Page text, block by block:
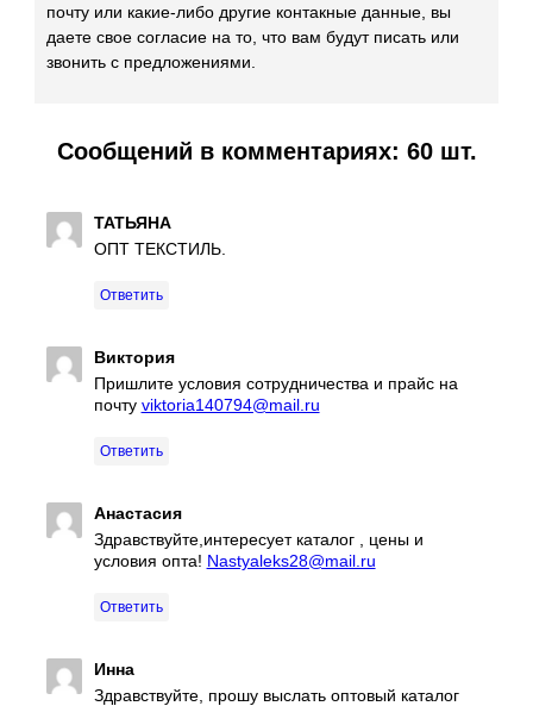
почту или какие-либо другие контакные данные, вы
даете свое согласие на то, что вам будут писать или
звонить с предложениями.
Сообщений в комментариях: 60 шт.
ТАТЬЯНА
ОПТ ТЕКСТИЛЬ.
Ответить
Виктория
Пришлите условия сотрудничества и прайс на
почту viktoria140794@mail.ru
Ответить
Анастасия
Здравствуйте,интересует каталог , цены и
условия опта! Nastyaleks28@mail.ru
Ответить
Инна
Здравствуйте, прошу выслать оптовый каталог